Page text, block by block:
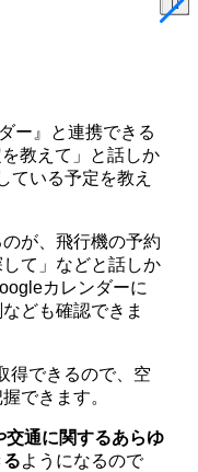
ー』と連携できる
教えて」と話しか
ている予定を教え
が、飛行機の予約
て」などと話しか
カレンダーに
ども確認できま
得できるので、空
できます。
交通に関するあらゆ
ようになるので